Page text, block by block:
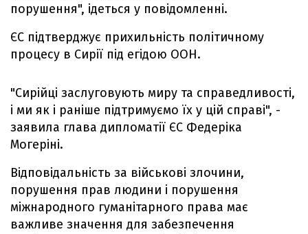
порушення", ідеться у повідомленні.
ЄС підтверджує прихильність політичному
процесу в Сирії під егідою ООН.
"Сирійці заслуговують миру та справедливості,
і ми як і раніше підтримуємо їх у цій справі", -
заявила глава дипломатії ЄС Федеріка
Могеріні.
Відповідальність за військові злочини,
порушення прав людини і порушення
міжнародного гуманітарного права має
важливе значення для забезпечення